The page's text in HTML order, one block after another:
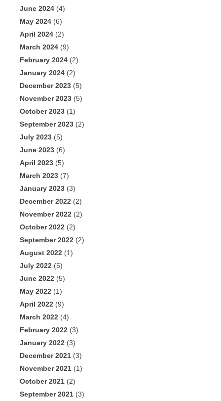
June 2024 (4)
May 2024 (6)
April 2024 (2)
March 2024 (9)
February 2024 (2)
January 2024 (2)
December 2023 (5)
November 2023 (5)
October 2023 (1)
September 2023 (2)
July 2023 (5)
June 2023 (6)
April 2023 (5)
March 2023 (7)
January 2023 (3)
December 2022 (2)
November 2022 (2)
October 2022 (2)
September 2022 (2)
August 2022 (1)
July 2022 (5)
June 2022 (5)
May 2022 (1)
April 2022 (9)
March 2022 (4)
February 2022 (3)
January 2022 (3)
December 2021 (3)
November 2021 (1)
October 2021 (2)
September 2021 (3)